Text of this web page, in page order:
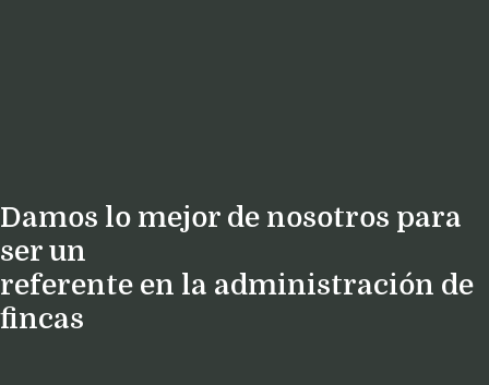
Damos lo mejor de nosotros para
ser un
referente en la administración de
fincas